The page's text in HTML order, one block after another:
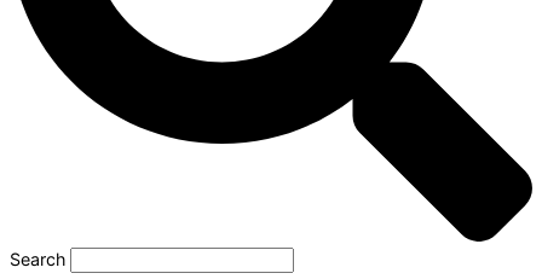
Search